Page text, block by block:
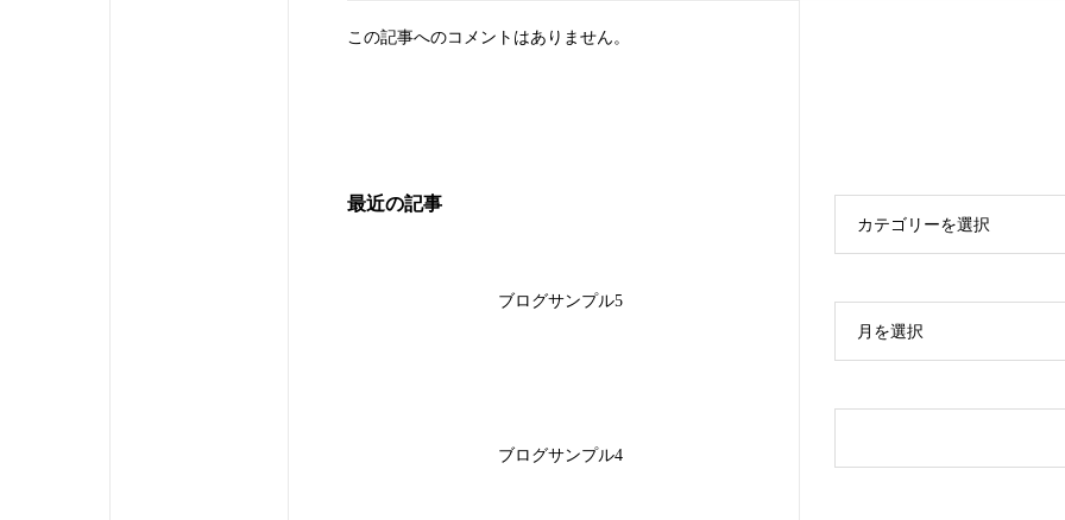
この記事へのコメントはありません。
最近の記事
ブログサンプル5
ブログサンプル4
カテゴリーを選択
月を選択